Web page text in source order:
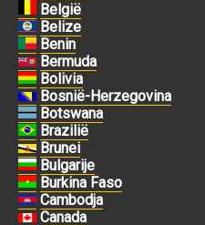
België
Belize
Benin
Bermuda
Bolivia
Bosnië-Herzegovina
Botswana
Brazilië
Brunei
Bulgarije
Burkina Faso
Cambodja
Canada